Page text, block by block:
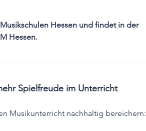
Hessen und findet in der
Hessen.
Spielfreude im Unterricht
Musikunterricht nachhaltig bereichern: